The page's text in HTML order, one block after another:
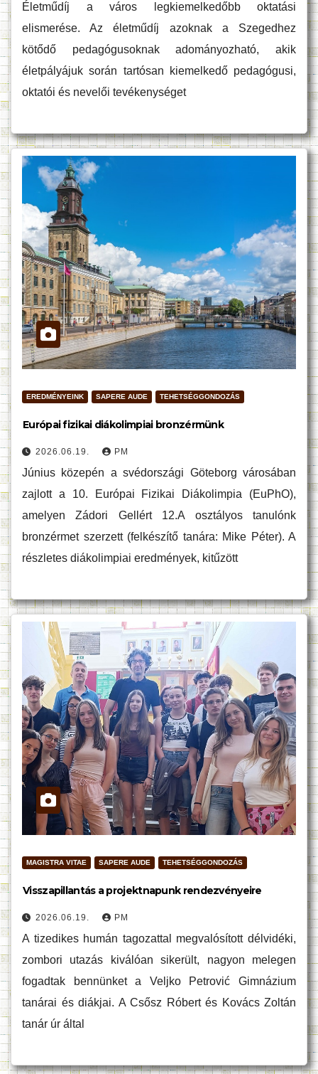
Életműdíj a város legkiemelkedőbb oktatási
elismerése. Az életműdíj azoknak a Szegedhez
kötődő pedagógusoknak adományozható, akik
életpályájuk során tartósan kiemelkedő pedagógusi,
oktatói és nevelői tevékenységet
EREDMÉNYEINK SAPERE AUDE TEHETSÉGGONDOZÁS
Európai fizikai diákolimpiai bronzérmünk
2026.06.19. PM
Június közepén a svédországi Göteborg városában
zajlott a 10. Európai Fizikai Diákolimpia (EuPhO),
amelyen Zádori Gellért 12.A osztályos tanulónk
bronzérmet szerzett (felkészítő tanára: Mike Péter). A
részletes diákolimpiai eredmények, kitűzött
MAGISTRA VITAE SAPERE AUDE TEHETSÉGGONDOZÁS
Visszapillantás a projektnapunk rendezvényeire
2026.06.19. PM
A tizedikes humán tagozattal megvalósított délvidéki,
zombori utazás kiválóan sikerült, nagyon melegen
fogadtak bennünket a Veljko Petrović Gimnázium
tanárai és diákjai. A Csősz Róbert és Kovács Zoltán
tanár úr által